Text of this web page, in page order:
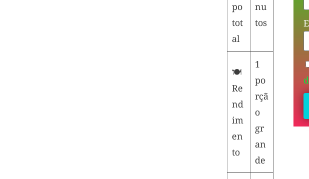
po
tot
al
nu
tos
🍽️
Re
nd
im
en
to
1
po
rçã
o
gr
an
de